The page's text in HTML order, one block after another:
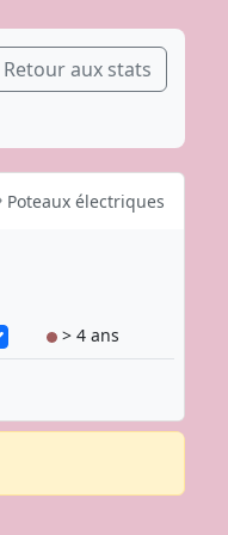
Retour aux stats
Poteaux électriques
> 4 ans